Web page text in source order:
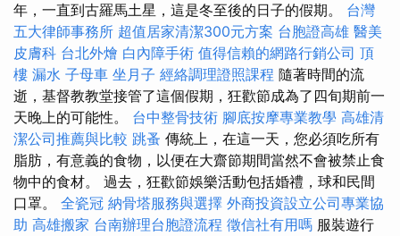
年，一直到古羅馬土星，這是冬至後的日子的假期。 台灣
五大律師事務所 超值居家清潔300元方案 台胞證高雄 醫美
皮膚科 台北外燴 白內障手術 值得信賴的網路行銷公司 頂
樓 漏水 子母車 坐月子 經絡調理證照課程 隨著時間的流
逝，基督教教堂接管了這個假期，狂歡節成為了四旬期前一
天晚上的可能性。 台中整骨技術 腳底按摩專業教學 高雄清
潔公司推薦與比較 跳蚤 傳統上，在這一天，您必須吃所有
脂肪，有意義的食物，以便在大齋節期間當然不會被禁止食
物中的食材。 過去，狂歡節娛樂活動包括婚禮，球和民間
口罩。 全瓷冠 納骨塔服務與選擇 外商投資設立公司專業協
助 高雄搬家 台南辦理台胞證流程 徵信社有用嗎 服裝遊行